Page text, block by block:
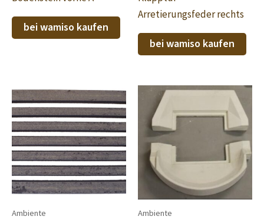
bei wamiso kaufen
Arretierungsfeder rechts
bei wamiso kaufen
Ambiente Ambiente